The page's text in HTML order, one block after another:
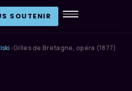
SOUTENIR
›Gilles de Bretagne, opéra (1877)